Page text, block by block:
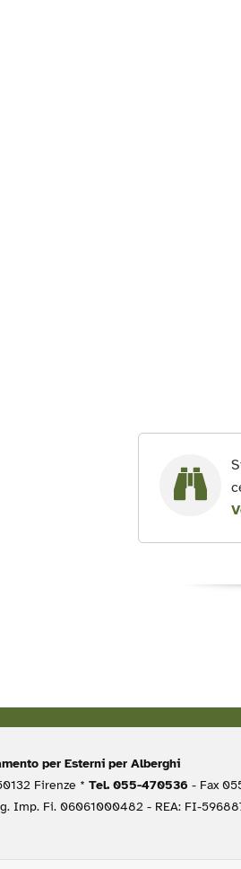
per Esterni per Alberghi
Firenze * Tel. 055-470536 - Fax
Imp. Fi. 06061000482 - REA: FI-